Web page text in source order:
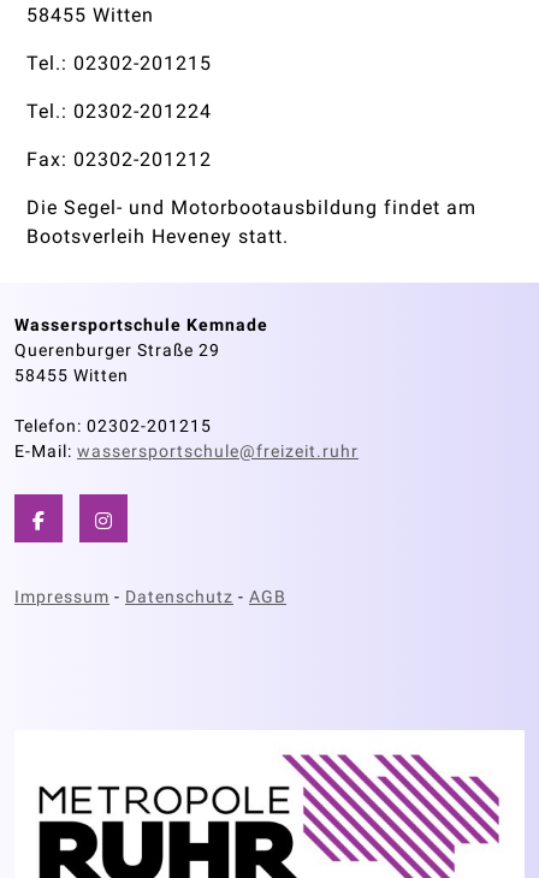
58455 Witten
Tel.: 02302-201215
Tel.: 02302-201224
Fax: 02302-201212
Die Segel- und Motorbootausbildung findet am
Bootsverleih Heveney statt.
Wassersportschule Kemnade
Querenburger Straße 29
58455 Witten
Telefon: 02302-201215
E-Mail: wassersportschule@freizeit.ruhr
Impressum - Datenschutz - AGB